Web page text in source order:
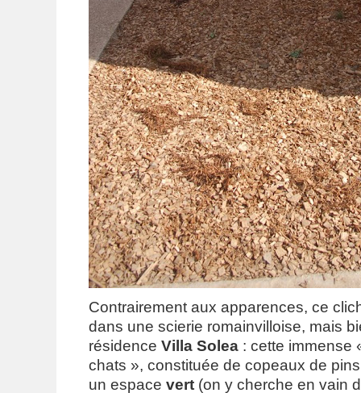
Contrairement aux apparences, ce
dans une scierie romainvilloise, mais
résidence Villa Solea : cette immense
chats », constituée de copeaux de
un espace vert (on y cherche en vain